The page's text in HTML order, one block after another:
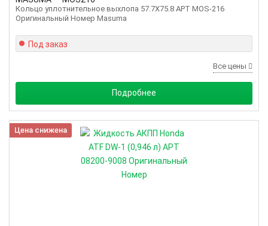
Кольцо уплотнительное выхлопа 57.7X75.8 АРТ MOS-216
Оригинальный Номер Masuma
Под заказ
Все цены
Подробнее
Цена снижена